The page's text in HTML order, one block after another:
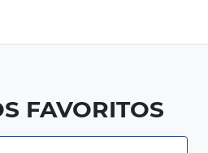
FAVORITOS